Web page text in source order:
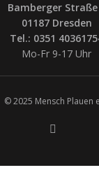
Bamberger Straße
01187 Dresden
Tel.: 0351
Mo-Fr 9-17 Uhr
© 2025 Mensch Plauen